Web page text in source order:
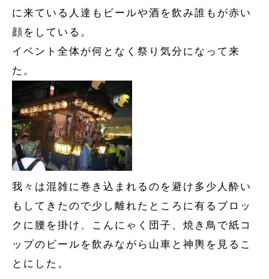
に来ている人達もビールや酒を飲み誰もが赤い
顔をしている。
イベント全体が何となく祭り気分になって来
た。
我々は混雑に巻き込まれるのを避け多少人酔い
もしてきたので少し離れたところに有るブロッ
クに腰を掛け、こんにゃく団子、焼き鳥で紙コ
ップのビールを飲みながら山車と神輿を見るこ
とにした。